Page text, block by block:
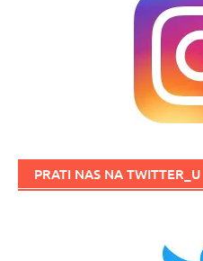
PRATI NAS NA TWITTER_U